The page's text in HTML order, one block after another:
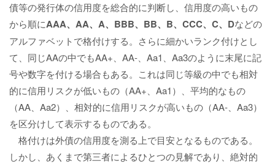
債等の発行体の信用度を総合的に判断し、信用度の高いもの
から順にAAA、AA、A、BBB、BB、B、CCC、C、Dなどの
アルファベットで格付けする。さらに細かいランク付けとし
て、同じAAの中でもAA+、AA-、Aa1、Aa3のように末尾に記
号や数字を付ける場合もある。これは同じ等級の中でも相対
的に信用リスクが低いもの（AA+、Aa1）、平均的なもの
（AA、Aa2）、相対的に信用リスクが高いもの（AA-、Aa3）
を区分けして表示するものである。
格付けは外債の信用度を測る上で目安となるものである。
しかし、あくまで第三者によるひとつの見解であり、絶対的